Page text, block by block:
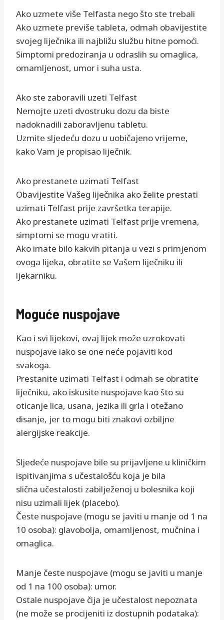
Ako uzmete više Telfasta nego što ste trebali
Ako uzmete previše tableta, odmah obavijestite
svojeg liječnika ili najbližu službu hitne pomoći.
Simptomi predoziranja u odraslih su omaglica,
omamljenost, umor i suha usta.
Ako ste zaboravili uzeti Telfast
Nemojte uzeti dvostruku dozu da biste
nadoknadili zaboravljenu tabletu.
Uzmite sljedeću dozu u uobičajeno vrijeme,
kako Vam je propisao liječnik.
Ako prestanete uzimati Telfast
Obavijestite Vašeg liječnika ako želite prestati
uzimati Telfast prije završetka terapije.
Ako prestanete uzimati Telfast prije vremena,
simptomi se mogu vratiti.
Ako imate bilo kakvih pitanja u vezi s primjenom
ovoga lijeka, obratite se Vašem liječniku ili
ljekarniku.
Moguće nuspojave
Kao i svi lijekovi, ovaj lijek može uzrokovati
nuspojave iako se one neće pojaviti kod
svakoga.
Prestanite uzimati Telfast i odmah se obratite
liječniku, ako iskusite nuspojave kao što su
oticanje lica, usana, jezika ili grla i otežano
disanje, jer to mogu biti znakovi ozbiljne
alergijske reakcije.
Sljedeće nuspojave bile su prijavljene u kliničkim
ispitivanjima s učestalošću koja je bila
slična učestalosti zabilježenoj u bolesnika koji
nisu uzimali lijek (placebo).
Česte nuspojave (mogu se javiti u manje od 1 na
10 osoba): glavobolja, omamljenost, mučnina i
omaglica.
Manje česte nuspojave (mogu se javiti u manje
od 1 na 100 osoba): umor.
Ostale nuspojave čija je učestalost nepoznata
(ne može se procijeniti iz dostupnih podataka):